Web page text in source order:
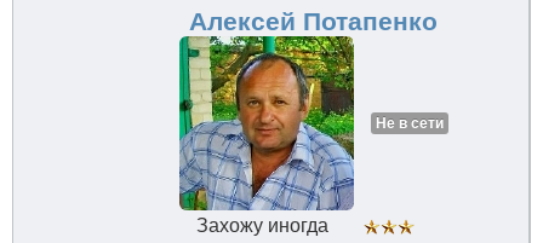
Алексей Потапенко
Не в сети
Захожу иногда